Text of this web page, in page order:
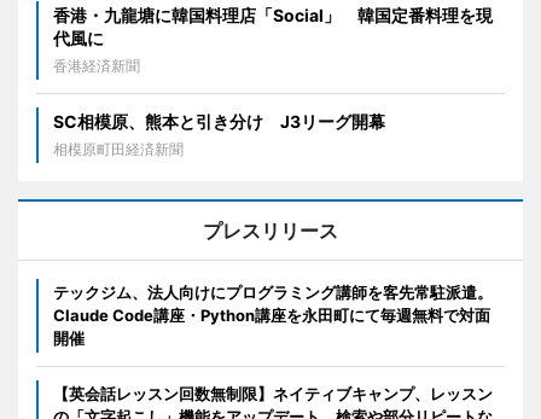
香港・九龍塘に韓国料理店「Social」 韓国定番料理を現
代風に
香港経済新聞
SC相模原、熊本と引き分け J3リーグ開幕
相模原町田経済新聞
プレスリリース
テックジム、法人向けにプログラミング講師を客先常駐派遣。
Claude Code講座・Python講座を永田町にて毎週無料で対面
開催
【英会話レッスン回数無制限】ネイティブキャンプ、レッスン